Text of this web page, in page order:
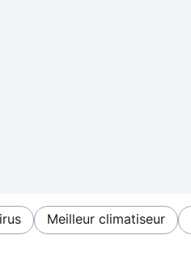
Meilleur climatiseur